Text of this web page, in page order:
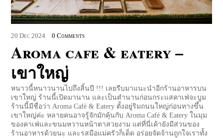
20 Dec 2024 0 Comments
Aroma cafe & eatery –
เขาใหญ่
หนาวนี้หนาวนานไปถึงสิ้นปี !!! เลยรีบมาแนะนำอีกร้านอาหารบน
เขาใหญ่ ร้านนี้เปิดมานาน และเป็นตำนานก่อนกระแสคาเฟ่จะบูม
ร้านนี้มีชื่อว่า Aroma Café & Eatery ตั้งอยู่ริมถนนใหญ่ก่อนทางขึ้น
เขาใหญ่ค่ะ หลายคนอาจรู้จักมักคุ้นกับ Aroma Café & Eatery ในมุม
ของคาเฟ่และขนมหวานหน้าตาสวยงาม แต่ที่นี่เค้ายังมีส่วนของ
ร้านอาหารด้วยนะ และรสมือแม่ครัวก็เด็ด อร่อยจัดจ้านถูกใจเราทั้ง